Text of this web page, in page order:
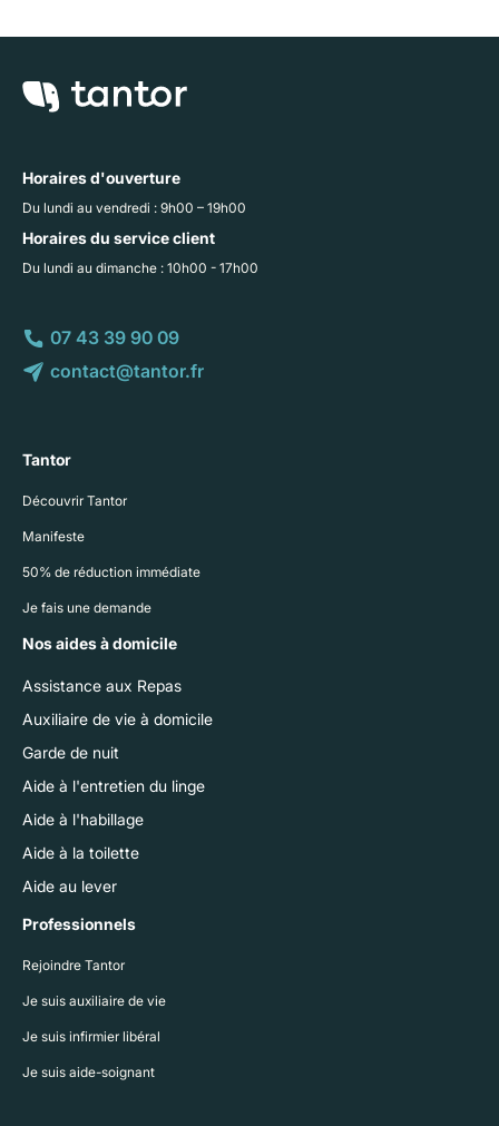
Horaires d'ouverture
Du lundi au vendredi : 9h00 – 19h00
Horaires du service client
Du lundi au dimanche : 10h00 - 17h00
07 43 39 90 09
contact@tantor.fr
Tantor
Découvrir Tantor
Manifeste
50% de réduction immédiate
Je fais une demande
Nos aides à domicile
Assistance aux Repas
Auxiliaire de vie à domicile
Garde de nuit
Aide à l'entretien du linge
Aide à l'habillage
Aide à la toilette
Aide au lever
Professionnels
Rejoindre Tantor
Je suis auxiliaire de vie
Je suis infirmier libéral
Je suis aide-soignant